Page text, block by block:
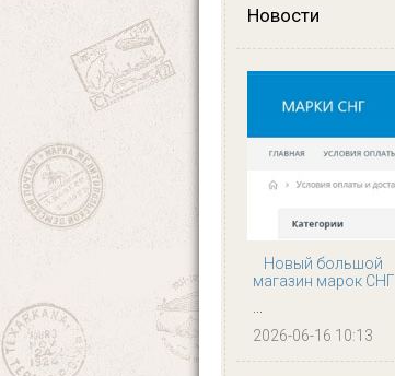
Новости
Новый большой
магазин марок СНГ
...
2026-06-16 10:13